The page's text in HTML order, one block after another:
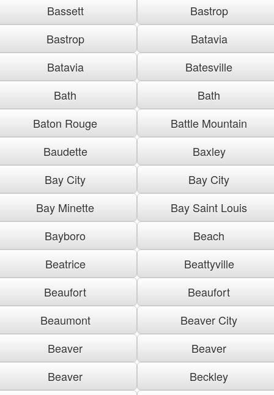
Bassett
Bastrop
Bastrop
Batavia
Batavia
Batesville
Bath
Bath
Baton Rouge
Battle Mountain
Baudette
Baxley
Bay City
Bay City
Bay Minette
Bay Saint Louis
Bayboro
Beach
Beatrice
Beattyville
Beaufort
Beaufort
Beaumont
Beaver City
Beaver
Beaver
Beaver
Beckley